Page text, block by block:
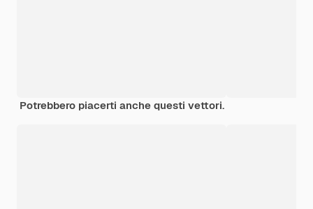
Potrebbero piacerti anche questi vettori.